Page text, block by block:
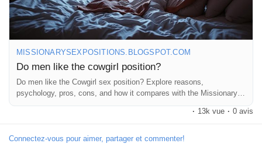
Articles populaires
Financement
MISSIONARYSEXPOSITIONS.BLOGSPOT.COM
Do men like the cowgirl position?
Do men like the Cowgirl sex position? Explore reasons,
psychology, pros, cons, and how it compares with the Missionary
sex position.
· 13k vue · 0 avis
Connectez-vous pour aimer, partager et commenter!